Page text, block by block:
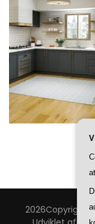
2026Copyright